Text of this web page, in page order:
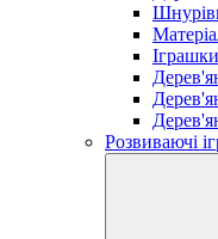
Розвиваючі